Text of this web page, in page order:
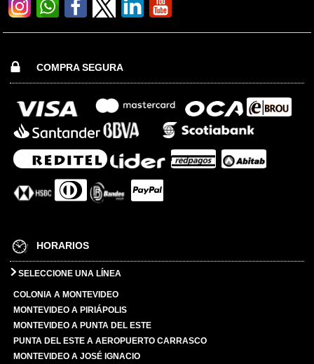
COMPRA SEGURA
HORARIOS
SELECCIONE UNA LÍNEA
COLONIA A MONTEVIDEO
MONTEVIDEO A PIRIÁPOLIS
MONTEVIDEO A PUNTA DEL ESTE
PUNTA DEL ESTE A AEROPUERTO CARRASCO
MONTEVIDEO A JOSÉ IGNACIO